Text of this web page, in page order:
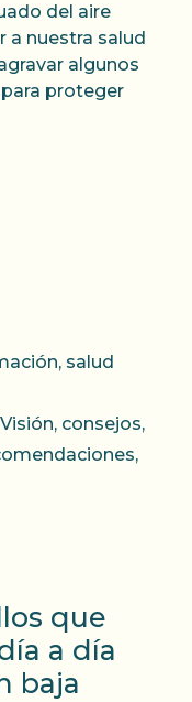
del aire
a nuestra salud
algunos
proteger
, salud
, consejos,
,
que
a día
baja